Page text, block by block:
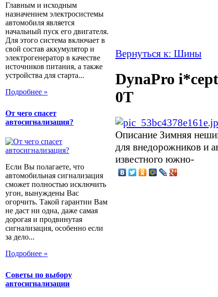
Главным и исходным
назначением электросистемы
автомобиля является
начальный пуск его двигателя.
Для этого система включает в
свой состав аккумулятор и
электрогенератор в качестве
источников питания, а также
устройства для старта...
Подробнее »
От чего спасет
автосигнализация?
Если Вы полагаете, что
автомобильная сигнализация
сможет полностью исключить
угон, вынуждены Вас
огорчить. Такой гарантии Вам
не даст ни одна, даже самая
дорогая и продвинутая
сигнализация, особенно если
за дело...
Подробнее »
Советы по выбору
автосигнализации
Вернуться к: Шины
DynaPro
0T
Описание Зимняя
для внедорожников и
известного южно-